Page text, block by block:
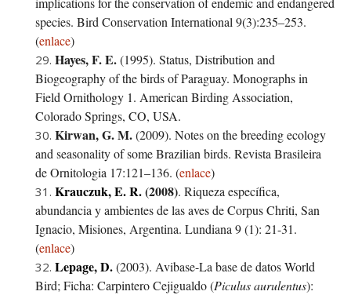
species. Bird Conservation International 9(3):235–253.
(enlace)
Hayes, F. E.(1995). Status, Distribution and
Biogeography of the birds of Paraguay. Monographs in
Field Ornithology 1. American Birding Association,
Colorado Springs, CO, USA.
Kirwan, G. M.(2009). Notes on the breeding ecology
and seasonality of some Brazilian birds. Revista Brasileira
de Ornitologia 17:121–136. (enlace)
Krauczuk, E. R.(2008). Riqueza específica,
abundancia y ambientes de las aves de Corpus Chriti, San
Ignacio, Misiones, Argentina. Lundiana 9 (1): 21-31.
(enlace)
Lepage, D.(2003). Avibase-La base de datos World
Bird; Ficha: Carpintero Cejigualdo (Piculus aurulentus):